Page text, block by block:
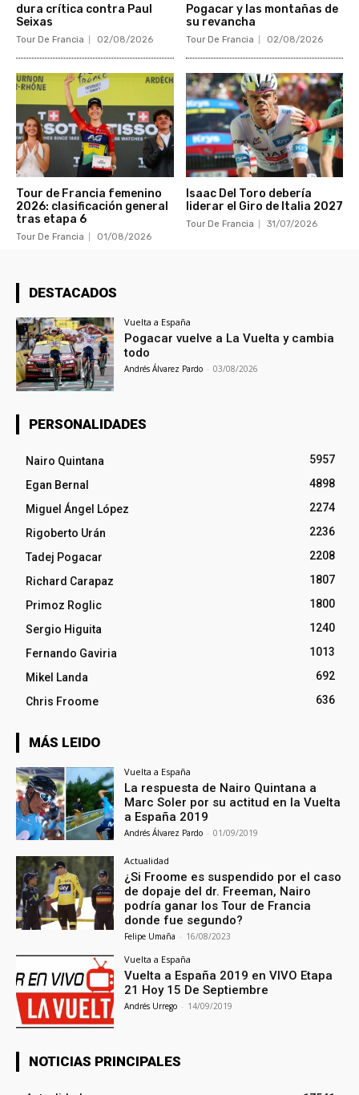
dura crítica contra Paul
Seixas
Tour De Francia 02/08/2026
Pogacar y las montañas de
su revancha
Tour De Francia 02/08/2026
Tour de Francia femenino
2026: clasificación general
tras etapa 6
Tour De Francia 01/08/2026
Isaac Del Toro debería
liderar el Giro de Italia 2027
Tour De Francia 31/07/2026
DESTACADOS
Vuelta a España
Pogacar vuelve a La Vuelta y cambia
todo
Andrés Álvarez Pardo - 03/08/2026
PERSONALIDADES
Nairo Quintana
5957
Egan Bernal
4898
Miguel Ángel López
2274
Rigoberto Urán
2236
Tadej Pogacar
2208
Richard Carapaz
1807
Primoz Roglic
1800
Sergio Higuita
1240
Fernando Gaviria
1013
Mikel Landa
692
Chris Froome
636
MÁS LEIDO
Vuelta a España
La respuesta de Nairo Quintana a
Marc Soler por su actitud en la Vuelta
a España 2019
Andrés Álvarez Pardo - 01/09/2019
Actualidad
¿Si Froome es suspendido por el caso
de dopaje del dr. Freeman, Nairo
podría ganar los Tour de Francia
donde fue segundo?
Felipe Umaña - 16/08/2023
Vuelta a España
Vuelta a España 2019 en VIVO Etapa
21 Hoy 15 De Septiembre
Andrés Urrego - 14/09/2019
NOTICIAS PRINCIPALES